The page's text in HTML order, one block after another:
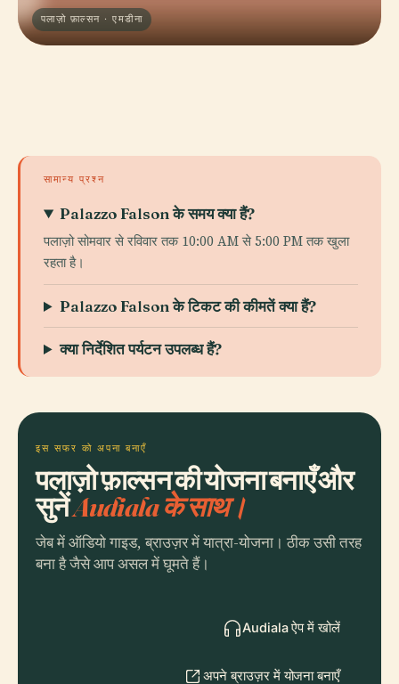
पलाज़ो फ़ाल्सन · एमडीना
सामान्य प्रश्न
Palazzo Falson के समय क्या हैं?
पलाज़ो सोमवार से रविवार तक 10:00 AM से 5:00 PM तक खुला
रहता है।
Palazzo Falson के टिकट की कीमतें क्या हैं?
क्या निर्देशित पर्यटन उपलब्ध हैं?
इस सफर को अपना बनाएँ
पलाज़ो फ़ाल्सन की योजना बनाएँ और
सुनेंAudiala के साथ।
जेब में ऑडियो गाइड, ब्राउज़र में यात्रा-योजना। ठीक उसी तरह
बना है जैसे आप असल में घूमते हैं।
Audiala ऐप में खोलें
अपने ब्राउज़र में योजना बनाएँ